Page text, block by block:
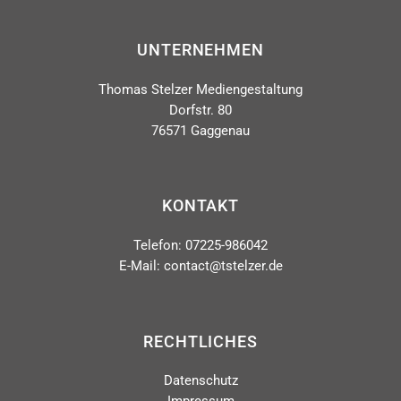
UNTERNEHMEN
Thomas Stelzer Mediengestaltung
Dorfstr. 80
76571 Gaggenau
KONTAKT
Telefon: 07225-986042
E-Mail: contact@tstelzer.de
RECHTLICHES
Datenschutz